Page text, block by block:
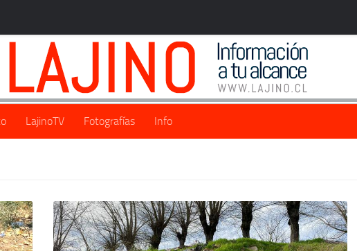
LajinoTV Fotografías Info